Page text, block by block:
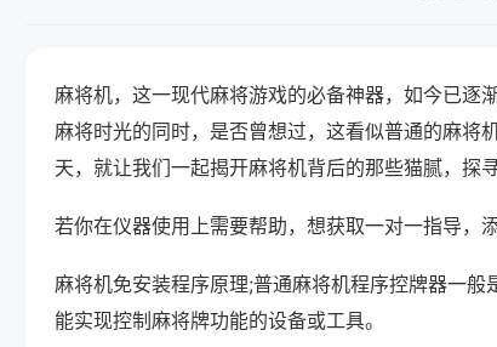
麻将机，这一现代麻将游戏的必备神器，如今已逐
麻将时光的同时，是否曾想过，这看似普通的麻将
天，就让我们一起揭开麻将机背后的那些猫腻，探
若你在仪器使用上需要帮助，想获取一对一指导，
麻将机免安装程序原理;普通麻将机程序控牌器一
能实现控制麻将牌功能的设备或工具。